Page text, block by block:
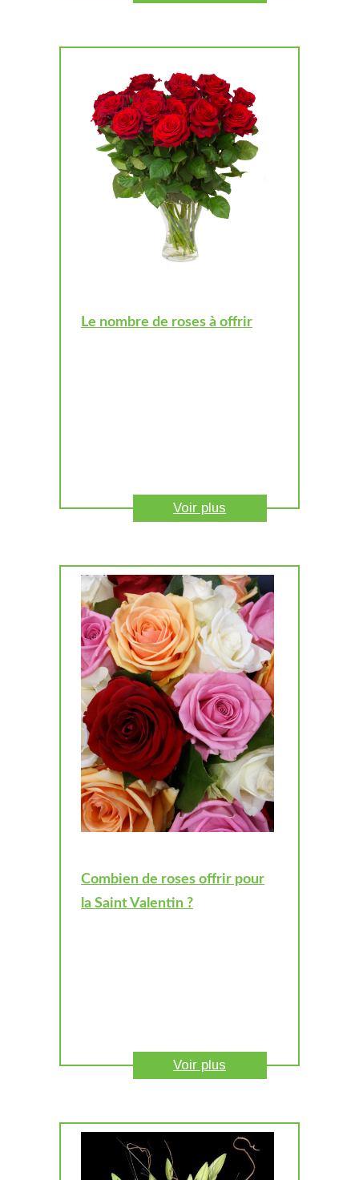
Le nombre de roses à offrir
Voir plus
Combien de roses offrir pour
la Saint Valentin ?
Voir plus